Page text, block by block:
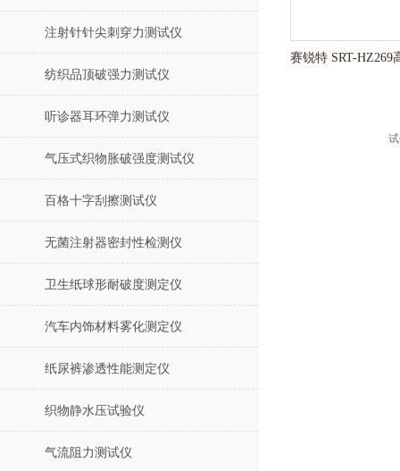
注射针针尖刺穿力测试仪
纺织品顶破强力测试仪
听诊器耳环弹力测试仪
气压式织物胀破强度测试仪
百格十字刮擦测试仪
无菌注射器密封性检测仪
卫生纸球形耐破度测定仪
汽车内饰材料雾化测定仪
纸尿裤渗透性能测定仪
织物静水压试验仪
气流阻力测试仪